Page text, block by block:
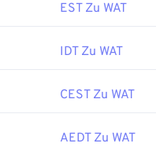
EST Zu WAT
IDT Zu WAT
CEST Zu WAT
AEDT Zu WAT